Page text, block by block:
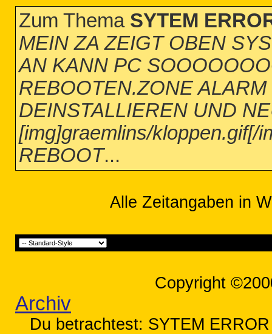
Zum Thema SYTEM
MEIN ZA ZEIGT OBEN
AN KANN PC
REBOOTEN.ZONE
DEINSTALLIEREN UND
[img]graemlins/kloppen.gif[/
REBOOT...
Alle Zeitangaben in
Copyright
Archiv
Du betrachtest: SYTEM